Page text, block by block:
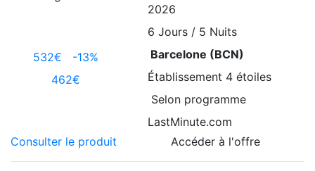
532€ -13%
462€
2026
6 Jours / 5 Nuits
Barcelone (BCN)
Établissement 4 étoiles
Selon programme
LastMinute.com
Consulter le produit
Accéder à l'offre